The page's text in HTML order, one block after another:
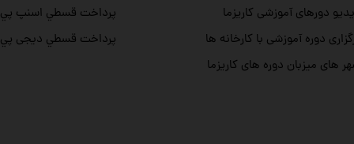
دورهای آموزشی کاریزما
دوره آموزشی با کارخانه ها
های میزبان دوره های کاریزما
پرداخت قسطي اسنپ پي
پرداخت قسطي دیجی پي